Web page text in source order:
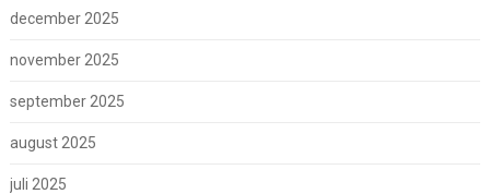
december 2025
november 2025
september 2025
august 2025
juli 2025